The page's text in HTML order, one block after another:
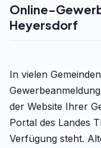
Online-
Heyersdorf
In vielen
der Website Ihrer
Portal des Landes
Verfügung steht.